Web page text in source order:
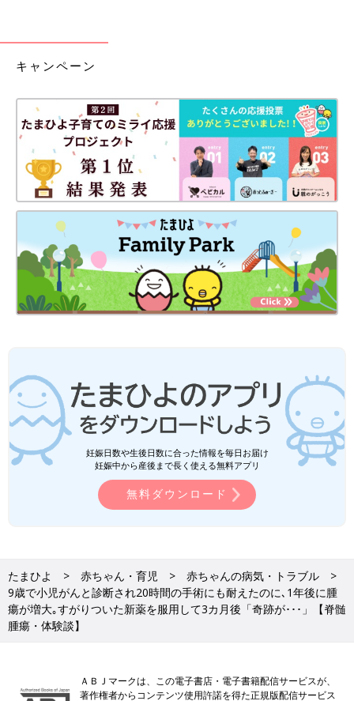
キャンペーン
妊娠日数や生後日数に合った情報を毎日お届け
妊娠中から産後まで長く使える無料アプリ
無料ダウンロード
たまひよ 赤ちゃん・育児
赤ちゃんの病気・トラブル
9歳で小児がんと診断され20時間の手術にも耐えたのに､1年後に腫
瘍が増大｡すがりついた新薬を服用して3カ月後「奇跡が･･･」【脊髄
腫瘍・体験談】
ＡＢＪマークは、この電子書店・電子書籍配信サービスが、
著作権者からコンテンツ使用許諾を得た正規版配信サービス